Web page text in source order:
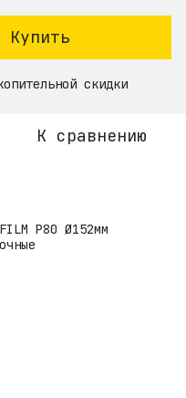
Купить
скидки
К сравнению
P80 Ø152мм